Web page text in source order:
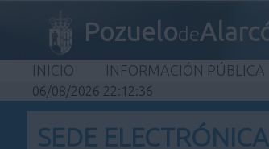
Pozuelode
INICIO INFORMACIÓN PÚBLICA
06/08/2026 22:12:36
SEDE ELECTRÓNICA